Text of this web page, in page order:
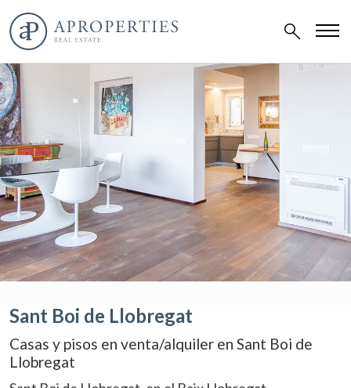
Sant Boi de Llobregat
Casas y pisos en venta/alquiler en Sant Boi de
Llobregat